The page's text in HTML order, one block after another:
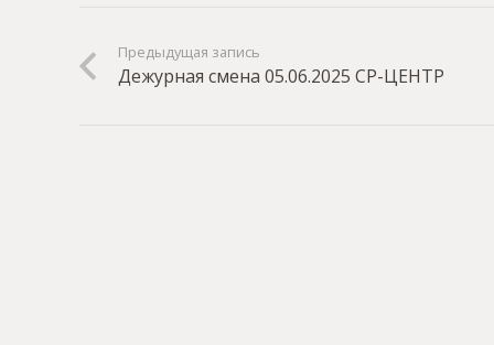
Предыдущая запись
Дежурная смена 05.06.2025 СР-ЦЕНТР